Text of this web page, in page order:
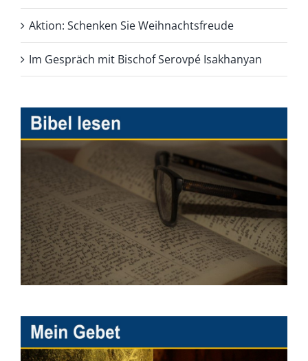
Aktion: Schenken Sie Weihnachtsfreude
Im Gespräch mit Bischof Serovpé Isakhanyan